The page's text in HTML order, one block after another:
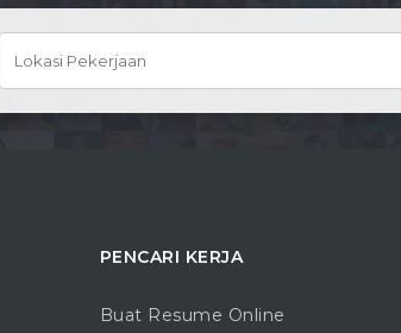
PENCARI KERJA
Buat Resume Online